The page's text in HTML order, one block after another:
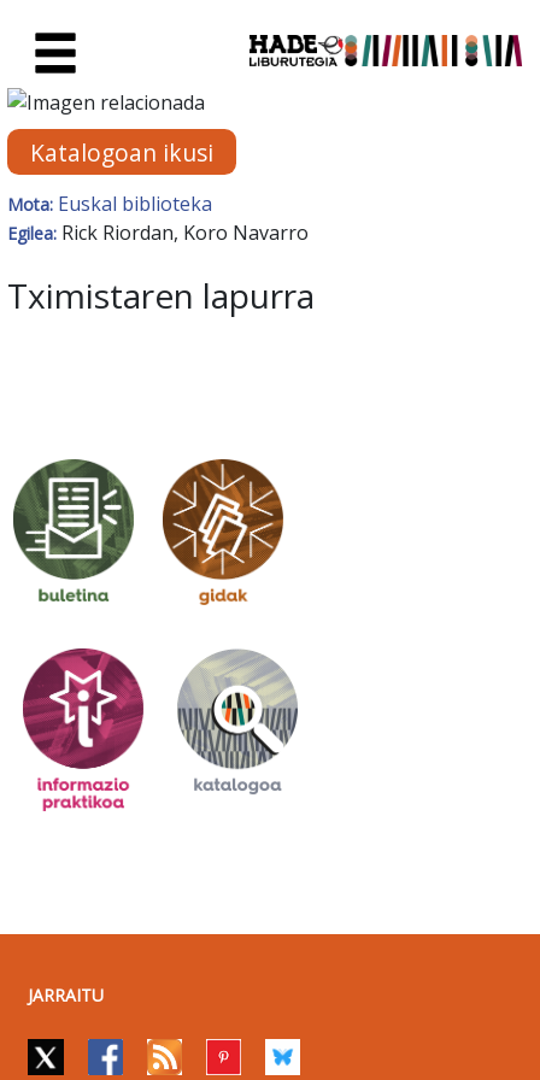
Eskuratu berriak Fitxa -
Katalogoan ikusi
Mota: Euskal biblioteka
Egilea: Rick Riordan, Koro Navarro
Tximistaren lapurra
JARRAITU